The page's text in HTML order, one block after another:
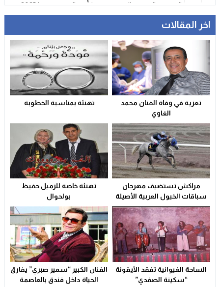
المنتخب المغربي الرديف يتوج بكأس العرب – فيفا 2025
21:06 فيضانات قوية بإقليم آسفي عقب تساقطات رعدية غير مسبوقة
دراجات التوصيل بوجدة… خدمة ضرورية تتحول إلى خطر يومي
وجدة…وفاة ضابط أمن في حادث مأساوي بسبب تعرضه
23:29 تعزية
21:02 ولاية أمن وجدة تُقرب خدمات بطاقة التعريف الوطنية من
23:31 سوء التدبير و التسيير في القطاع الصحي المحلي يشعل
اخر المقالات
تعزية في وفاة الفنان محمد
الغاوي
تهنئة بمناسبة الخطوبة
مراكش تستضيف مهرجان
سباقات الخيول العربية الأصيلة
تهنئة خاصة للزميل حفيظ
بولحوال
الساحة الغيوانية تفقد الأيقونة
“سكينة الصفدي”
الفنان الكبير “سمير صبري” يفارق
الحياة داخل فندق بالعاصمة